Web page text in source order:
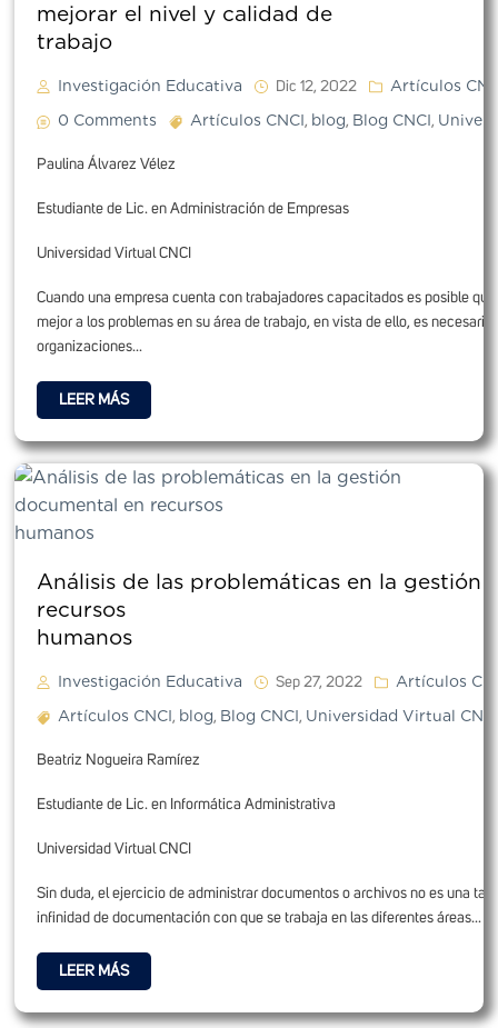
mejorar el nivel y calidad de
Investigación Educativa Dic 12, 2022
Artículos
0 Comments
Artículos CNCI, blog, Blog CNCI,
Paulina Álvarez Vélez
Estudiante de Lic. en Administración de Empresas
Universidad Virtual CNCI
Cuando una empresa cuenta con trabajadores capacitados es posible
mejor a los problemas en su área de trabajo, en vista de ello, es necesario
organizaciones...
LEER MÁS
Análisis de las problemáticas en la gestión
recursos
Investigación Educativa Sep 27, 2022
Artículos
Artículos CNCI, blog, Blog CNCI, Universidad Virtual CNCI
Beatriz Nogueira Ramírez
Estudiante de Lic. en Informática Administrativa
Universidad Virtual CNCI
Sin duda, el ejercicio de administrar documentos o archivos no es una
infinidad de documentación con que se trabaja en las diferentes áreas...
LEER MÁS